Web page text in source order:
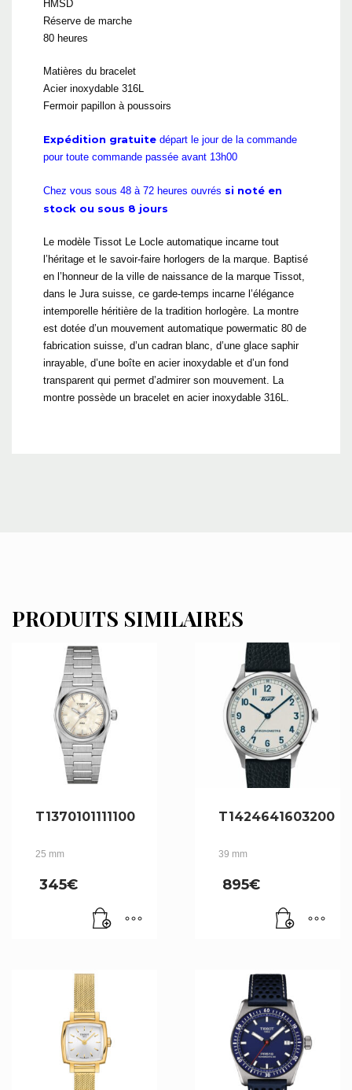
HMSD
Réserve de marche
80 heures
Matières du bracelet
Acier inoxydable 316L
Fermoir papillon à poussoirs
Expédition gratuite départ le jour de la commande
pour toute commande passée avant 13h00
Chez vous sous 48 à 72 heures ouvrés si noté en
stock ou sous 8 jours
Le modèle Tissot Le Locle automatique incarne tout
l’héritage et le savoir-faire horlogers de la marque. Baptisé
en l’honneur de la ville de naissance de la marque Tissot,
dans le Jura suisse, ce garde-temps incarne l’élégance
intemporelle héritière de la tradition horlogère. La montre
est dotée d’un mouvement automatique powermatic 80 de
fabrication suisse, d’un cadran blanc, d’une glace saphir
inrayable, d’une boîte en acier inoxydable et d’un fond
transparent qui permet d’admirer son mouvement. La
montre possède un bracelet en acier inoxydable 316L.
PRODUITS SIMILAIRES
T1370101111100
25 mm
345€
T1424641603200
39 mm
895€